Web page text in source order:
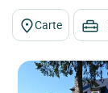
Carte